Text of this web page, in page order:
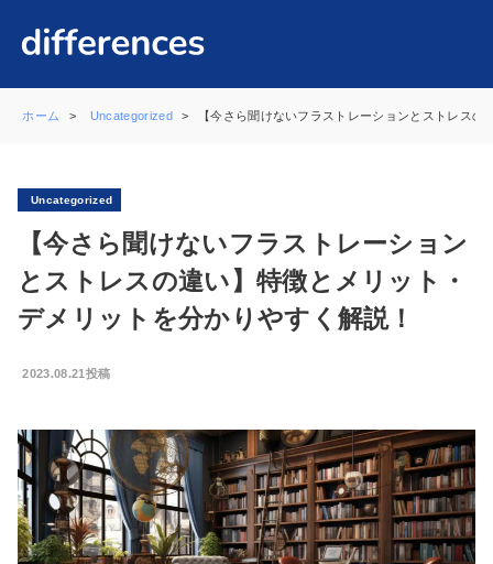
ホーム Uncategorized 【今さら聞けないフラストレーションとストレス
Uncategorized
【今さら聞けないフラストレーション
とストレスの違い】特徴とメリット・
デメリットを分かりやすく解説！
2023.08.21投稿